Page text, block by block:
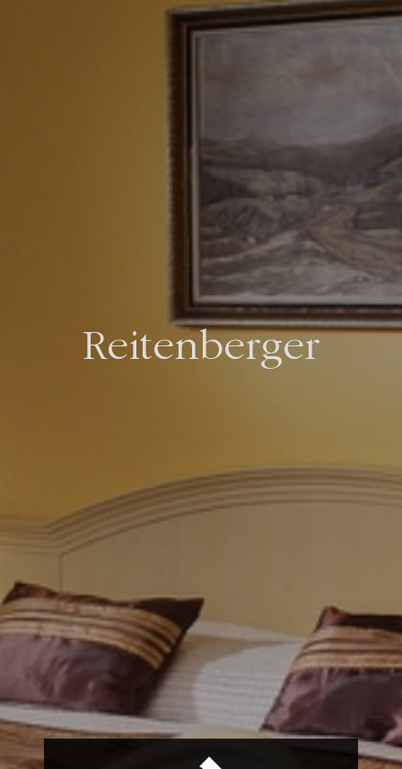
Reitenberger